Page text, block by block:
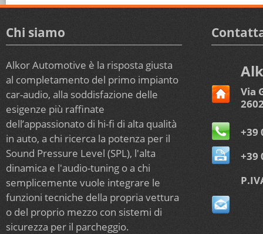
Chi siamo
Alkor Automotive è la risposta giusta
al completamento del primo impianto
car-audio, alla soddisfazione delle
esigenze più raffinate
dell’appassionato di hi-fi di alta qualità
in auto, a chi ricerca la potenza per il
Sound Pressure Level (SPL), l'alta
dinamica e l'audio-tuning o a chi
semplicemente vuole integrare le
funzioni tecniche della propria vettura
o del proprio mezzo con sistemi di
sicurezza per il parcheggio.
Via
+39
+39